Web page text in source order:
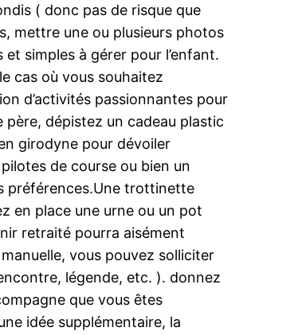
( donc pas de risque que
mettre une ou plusieurs photos
simples à gérer pour l’enfant.
cas où vous souhaitez
d’activités passionnantes pour
dépistez un cadeau plastic
girodyne pour dévoiler
de course ou bien un
préférences.Une trottinette
en place une urne ou un pot
retraité pourra aisément
vous pouvez solliciter
légende, etc. ). donnez
que vous êtes
idée supplémentaire, la